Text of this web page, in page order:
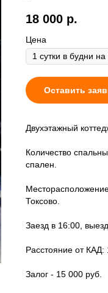
18 000 р.
Цена
Оставить
Двухэтажный
Количество
спален.
Токсово.
Заезд в 16:00,
Расстояние от КАД:
Залог - 15 000 руб.